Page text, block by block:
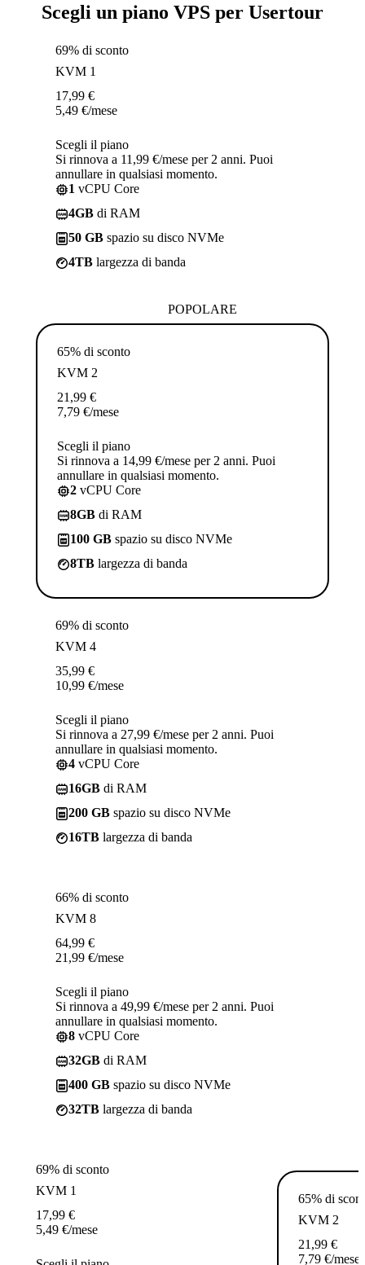
Scegli un piano VPS per Usertour
69% di sconto
KVM 1
17,99 €
5,49 €/mese
Scegli il piano
Si rinnova a 11,99 €/mese per 2 anni. Puoi
annullare in qualsiasi momento.
1 vCPU Core
4GB di RAM
50 GB spazio su disco NVMe
4TB largezza di banda
POPOLARE
65% di sconto
KVM 2
21,99 €
7,79 €/mese
Scegli il piano
Si rinnova a 14,99 €/mese per 2 anni. Puoi
annullare in qualsiasi momento.
2 vCPU Core
8GB di RAM
100 GB spazio su disco NVMe
8TB largezza di banda
69% di sconto
KVM 4
35,99 €
10,99 €/mese
Scegli il piano
Si rinnova a 27,99 €/mese per 2 anni. Puoi
annullare in qualsiasi momento.
4 vCPU Core
16GB di RAM
200 GB spazio su disco NVMe
16TB largezza di banda
66% di sconto
KVM 8
64,99 €
21,99 €/mese
Scegli il piano
Si rinnova a 49,99 €/mese per 2 anni. Puoi
annullare in qualsiasi momento.
8 vCPU Core
32GB di RAM
400 GB spazio su disco NVMe
32TB largezza di banda
69% di sconto
KVM 1
17,99 €
5,49 €/mese
65% di
KVM 2
21,99 €
7,79 €/mese